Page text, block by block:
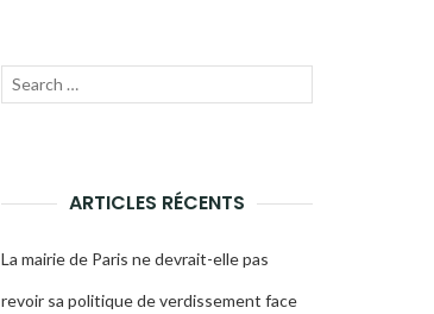
Recherche
ARTICLES RÉCENTS
La mairie de Paris ne devrait-elle pas
revoir sa politique de verdissement face